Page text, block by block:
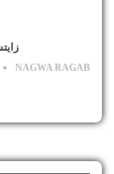
NAGWA RAGAB